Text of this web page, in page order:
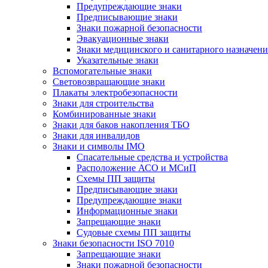
Предупреждающие знаки
Предписывающие знаки
Знаки пожарной безопасности
Эвакуационные знаки
Знаки медицинского и санитарного
Указательные знаки
Вспомогательные знаки
Световозвращающие знаки
Плакаты электробезопасности
Знаки для строительства
Комбинированные знаки
Знаки для баков накопления ТБО
Знаки для инвалидов
Знаки и символы IMO
Спасательные средства и устройства
Расположение АСО и МСиП
Схемы ПП защиты
Предписывающие знаки
Предупреждающие знаки
Информационные знаки
Запрещающие знаки
Судовые схемы ПП защиты
Знаки безопасности ISO 7010
Запрещающие знаки
Знаки пожарной безопасности